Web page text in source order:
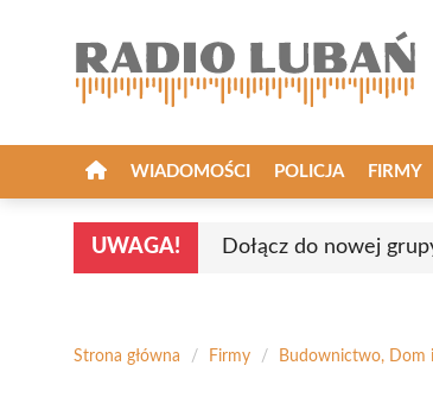
WIADOMOŚCI POLICJA FIRMY
UWAGA! Dołącz do nowej
Strona główna / Firmy / Budownictwo, Dom